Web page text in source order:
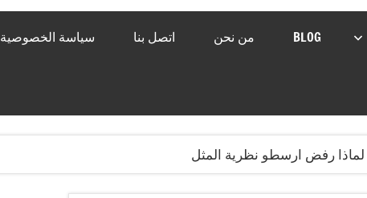
BLOG من نحن اتصل بنا سياسة الخصوصية
لماذا رفض ارسطو نظرية المثل